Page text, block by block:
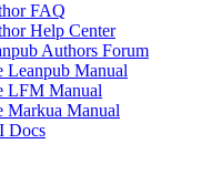
FAQ
Help Center
Authors Forum
Leanpub Manual
LFM Manual
Markua Manual
Docs